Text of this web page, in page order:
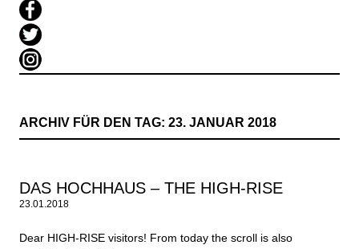
ARCHIV FÜR DEN TAG: 23. JANUAR 2018
DAS HOCHHAUS – THE HIGH-RISE
23.01.2018
Dear HIGH-RISE visitors! From today the scroll is also